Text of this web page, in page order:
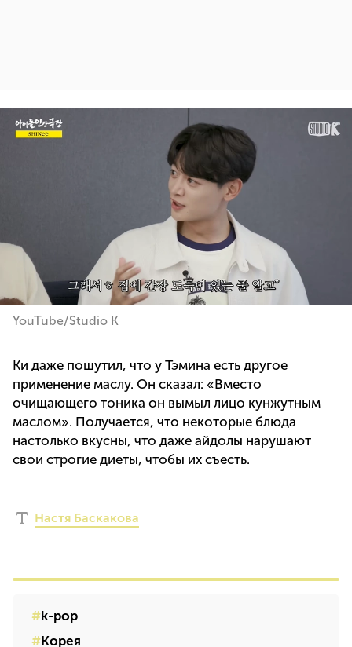
YouTube/Studio K
Ки даже пошутил, что у Тэмина есть другое
применение маслу. Он сказал: «Вместо
очищающего тоника он вымыл лицо кунжутным
маслом». Получается, что некоторые блюда
настолько вкусны, что даже айдолы нарушают
свои строгие диеты, чтобы их съесть.
Настя Баскакова
k-pop
Корея